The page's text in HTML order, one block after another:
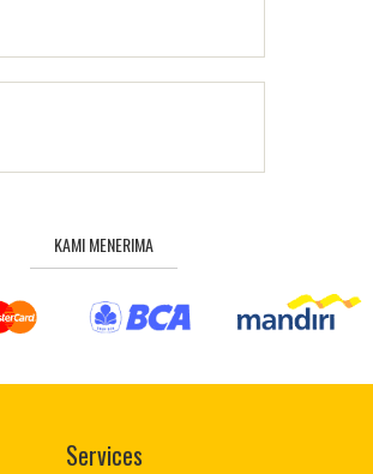
KAMI MENERIMA
Services